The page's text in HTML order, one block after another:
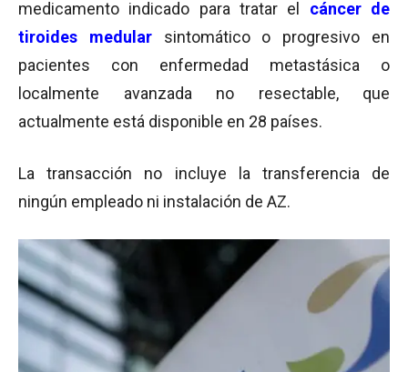
medicamento indicado para tratar el cáncer de
tiroides medular sintomático o progresivo en
pacientes con enfermedad metastásica o
localmente avanzada no resectable, que
actualmente está disponible en 28 países.
La transacción no incluye la transferencia de
ningún empleado ni instalación de AZ.